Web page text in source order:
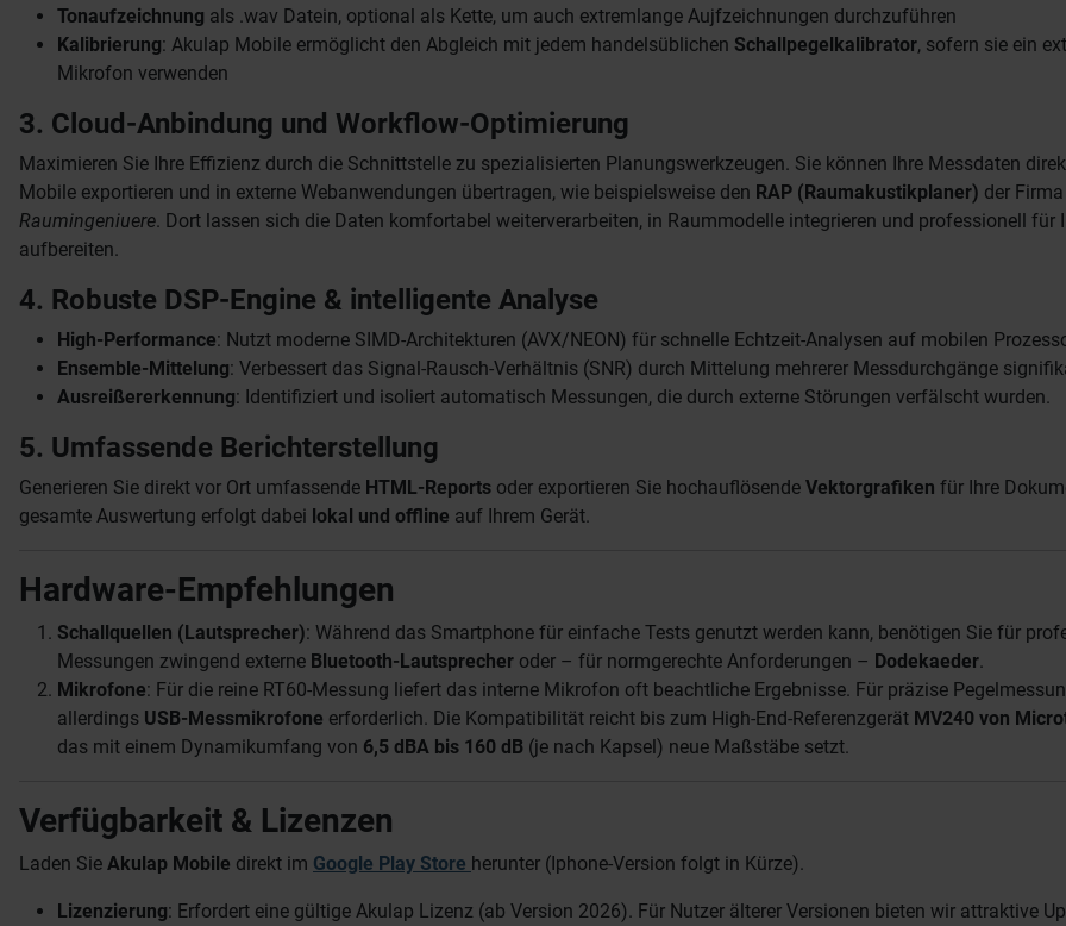
Tonaufzeichnung als .wav Datein, optional als Kette, um auch extremlange Aujfzeichnungen durchzuführen
Kalibrierung: Akulap Mobile ermöglicht den Abgleich mit jedem handelsüblichen Schallpegelkalibrator, sofern sie ein
Mikrofon verwenden
3. Cloud-Anbindung und Workflow-Optimierung
Maximieren Sie Ihre Effizienz durch die Schnittstelle zu spezialisierten Planungswerkzeugen. Sie können Ihre Messdaten
Mobile exportieren und in externe Webanwendungen übertragen, wie beispielsweise den RAP (Raumakustikplaner) der Firma
Raumingeniuere. Dort lassen sich die Daten komfortabel weiterverarbeiten, in Raummodelle integrieren und professionell für
aufbereiten.
4. Robuste DSP-Engine & intelligente Analyse
High-Performance: Nutzt moderne SIMD-Architekturen (AVX/NEON) für schnelle Echtzeit-Analysen auf mobilen
Ensemble-Mittelung: Verbessert das Signal-Rausch-Verhältnis (SNR) durch Mittelung mehrerer Messdurchgänge
Ausreißererkennung: Identifiziert und isoliert automatisch Messungen, die durch externe Störungen verfälscht wurden.
5. Umfassende Berichterstellung
Generieren Sie direkt vor Ort umfassende HTML-Reports oder exportieren Sie hochauflösende Vektorgrafiken für Ihre
gesamte Auswertung erfolgt dabei lokal und offline auf Ihrem Gerät.
Hardware-Empfehlungen
Schallquellen (Lautsprecher): Während das Smartphone für einfache Tests genutzt werden kann, benötigen Sie für
Messungen zwingend externe Bluetooth-Lautsprecher oder – für normgerechte Anforderungen – Dodekaeder.
Mikrofone: Für die reine RT60-Messung liefert das interne Mikrofon oft beachtliche Ergebnisse. Für präzise
allerdings USB-Messmikrofone erforderlich. Die Kompatibilität reicht bis zum High-End-Referenzgerät MV240 von
das mit einem Dynamikumfang von 6,5 dBA bis 160 dB (je nach Kapsel) neue Maßstäbe setzt.
Verfügbarkeit & Lizenzen
Laden Sie Akulap Mobile direkt im Google Play Store herunter (Iphone-Version folgt in Kürze).
Lizenzierung: Erfordert eine gültige Akulap Lizenz (ab Version 2026). Für Nutzer älterer Versionen bieten wir attraktive